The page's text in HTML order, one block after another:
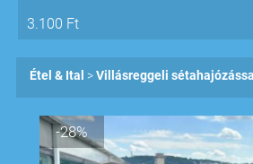
3.100 Ft
Étel & Ital Villásreggeli
-28%